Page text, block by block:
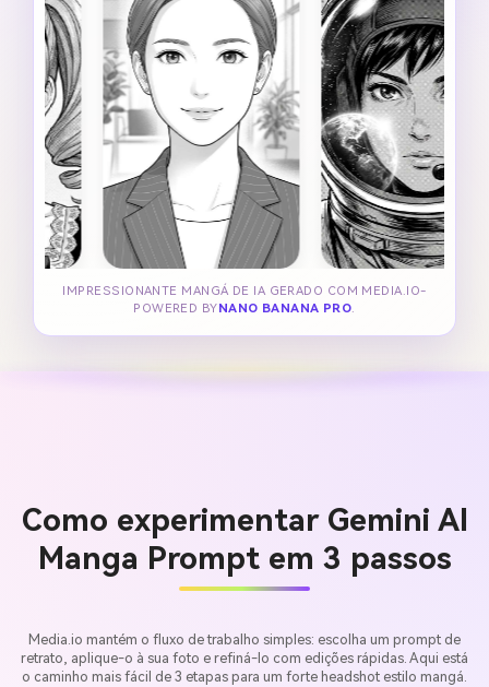
IMPRESSIONANTE MANGÁ DE IA GERADO COM MEDIA.IO-
POWERED BY NANO BANANA PRO.
Como experimentar Gemini AI
Manga Prompt em 3 passos
Media.io mantém o fluxo de trabalho simples: escolha um prompt de
retrato, aplique-o à sua foto e refiná-lo com edições rápidas. Aqui está
o caminho mais fácil de 3 etapas para um forte headshot estilo mangá.